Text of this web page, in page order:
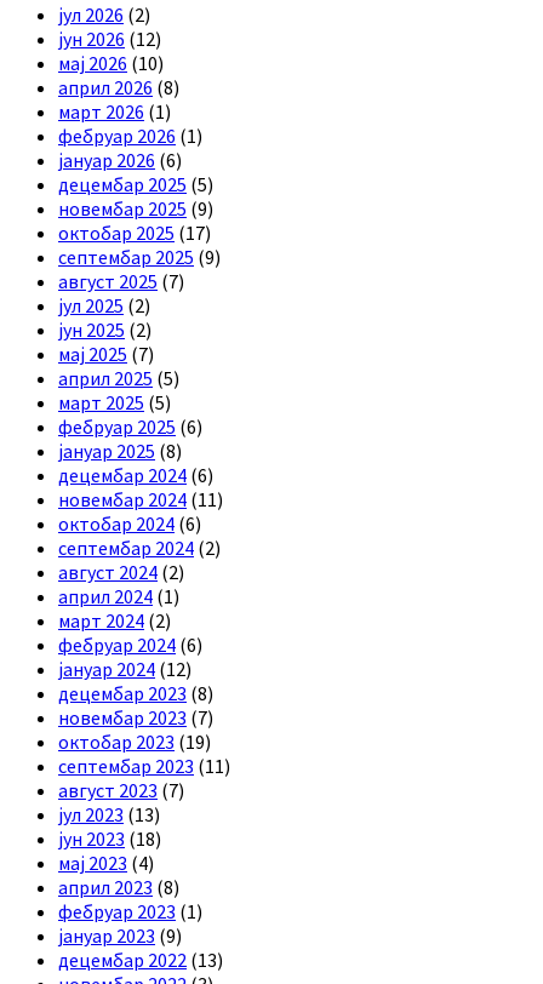
јул 2026 (2)
јун 2026 (12)
мај 2026 (10)
април 2026 (8)
март 2026 (1)
фебруар 2026 (1)
јануар 2026 (6)
децембар 2025 (5)
новембар 2025 (9)
октобар 2025 (17)
септембар 2025 (9)
август 2025 (7)
јул 2025 (2)
јун 2025 (2)
мај 2025 (7)
април 2025 (5)
март 2025 (5)
фебруар 2025 (6)
јануар 2025 (8)
децембар 2024 (6)
новембар 2024 (11)
октобар 2024 (6)
септембар 2024 (2)
август 2024 (2)
април 2024 (1)
март 2024 (2)
фебруар 2024 (6)
јануар 2024 (12)
децембар 2023 (8)
новембар 2023 (7)
октобар 2023 (19)
септембар 2023 (11)
август 2023 (7)
јул 2023 (13)
јун 2023 (18)
мај 2023 (4)
април 2023 (8)
фебруар 2023 (1)
јануар 2023 (9)
децембар 2022 (13)